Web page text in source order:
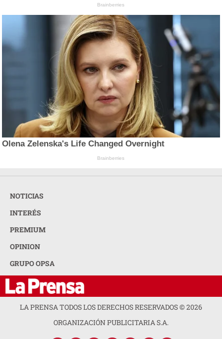
Brainberries
Olena Zelenska's Life Changed Overnight
Brainberries
NOTICIAS
INTERÉS
PREMIUM
OPINION
GRUPO OPSA
LA PRENSA TODOS LOS DERECHOS RESERVADOS ©2026
ORGANIZACIÓN PUBLICITARIA S.A.